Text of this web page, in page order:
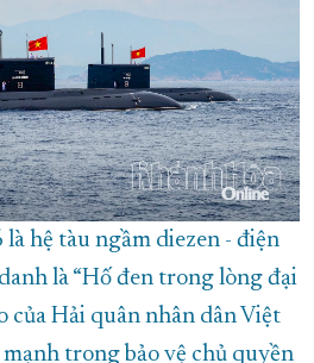
hệ tàu ngầm diezen - điện
là “Hố đen trong lòng đại
của Hải quân nhân dân Việt
trong bảo vệ chủ quyền